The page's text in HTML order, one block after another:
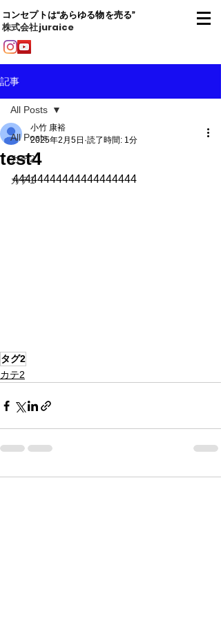
株式会社juraice
コンセプトは“あらゆる物を売る”
記事
All Posts
カテ2
カテ1
All Posts
test4
小竹 康裕
2025年2月5日 読了時間: 1分
44444444444444444444
タグ2
カテ2